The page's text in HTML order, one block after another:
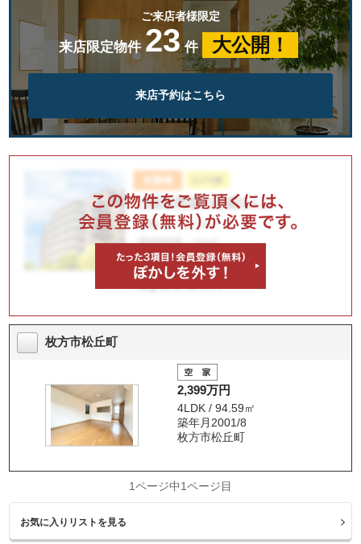
ご来店者様限定
来店限定物件 23 件 大公開！
来店予約はこちら
枚方市松丘町
2,399万円
4LDK / 94.59㎡
築年月2001/8
枚方市松丘町
1ページ中1ページ目
お気に入りリストを見る